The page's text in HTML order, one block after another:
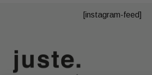
[instagram-feed]